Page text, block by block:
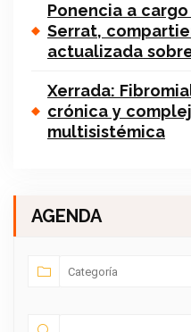
Ponencia a
Serrat,
actualizada
Xerrada:
crónica y
multisistémica
AGENDA